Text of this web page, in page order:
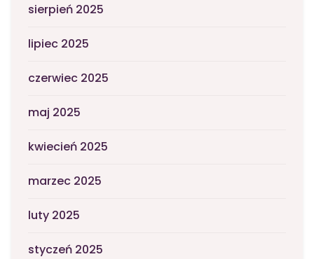
sierpień 2025
lipiec 2025
czerwiec 2025
maj 2025
kwiecień 2025
marzec 2025
luty 2025
styczeń 2025